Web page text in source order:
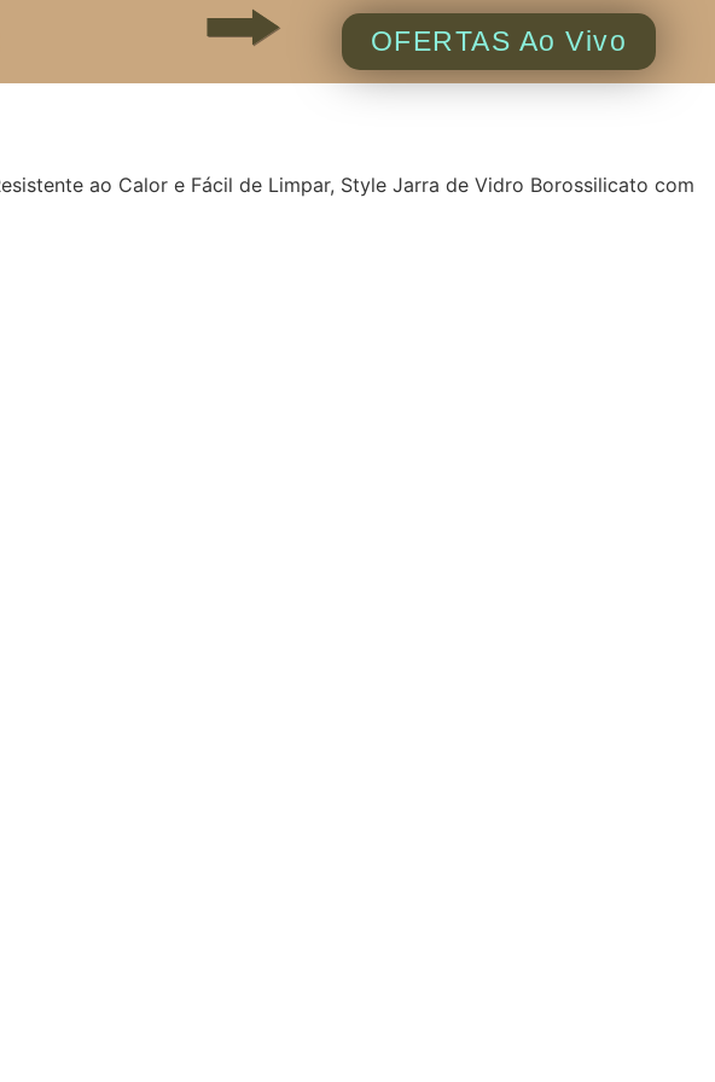
OFERTAS Ao Vivo
ao Calor e Fácil de Limpar, Style Jarra de Vidro Borossilicato com